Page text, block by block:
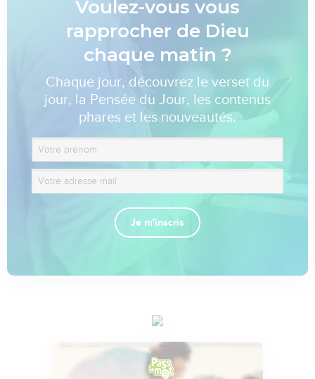
Voulez-vous vous
rapprocher de Dieu
chaque matin ?
Chaque jour, découvrez le verset du
jour, la Pensée du Jour, les contenus
phares et les nouveautés.
Je m'inscris